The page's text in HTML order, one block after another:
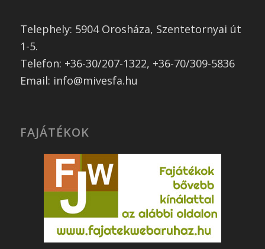
Telephely: 5904 Orosháza, Szentetornyai út
1-5.
Telefon: +36-30/207-1322, +36-70/309-5836
Email: info@mivesfa.hu
FAJÁTÉKOK